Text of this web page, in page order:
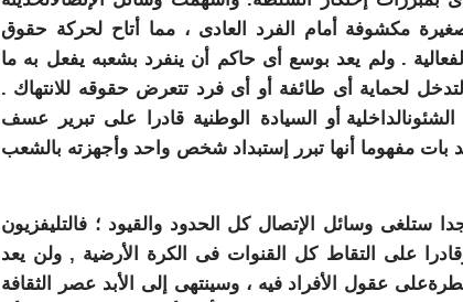
مكشوفة أمام الفرد العادى ، مما أتاح لحركة حقوق
. ولم يعد بوسع أى حاكم أن ينفرد بشعبه يفعل به ما
لحماية أى طائفة أو أى فرد تتعرض حقوقه للانتهاك .
الداخلية أو السيادة الوطنية قادرا على تبرير عسف
بات مفهوما أنها تبرر إستبداد شخص واحد وأجهزته بالشعب
ستلغى وسائل الإتصال كل الحدود والقيود ؛ فالتليفزيون
على التقاط كل القنوات فى الكرة الأرضية , ولن يعد
على عقول الأفراد فيه ، وسينتهى إلى الأبد عصر الثقافة